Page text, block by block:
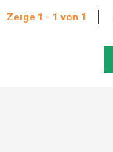
Zeige 1 - 1 von 1